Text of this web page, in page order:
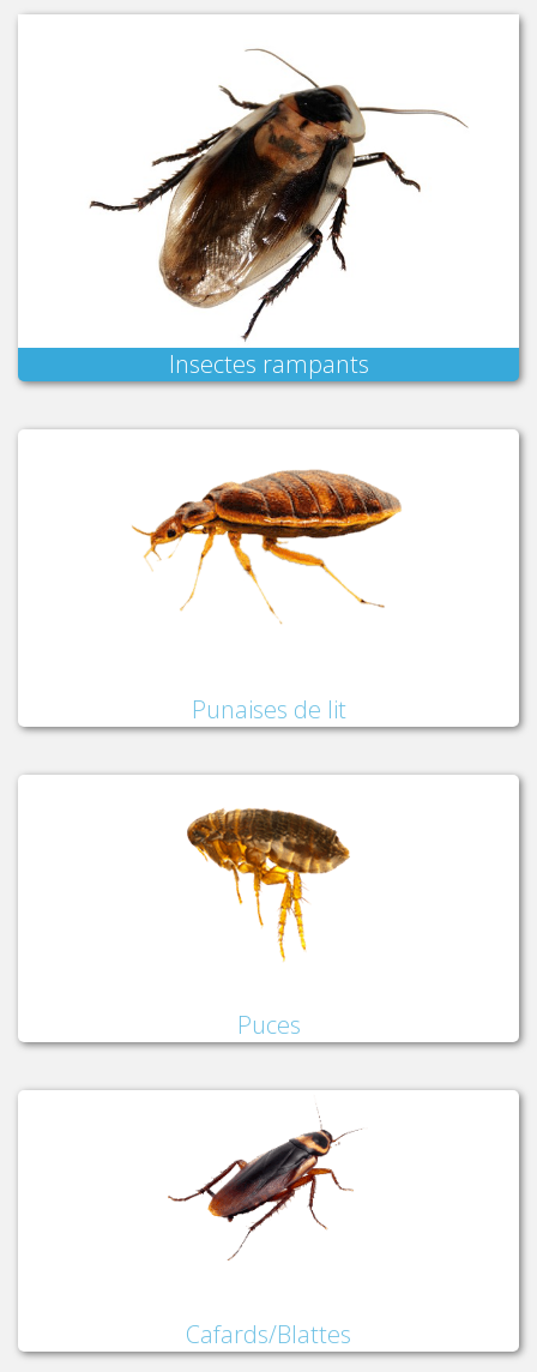
Insectes rampants
Punaises de lit
Puces
Cafards/Blattes